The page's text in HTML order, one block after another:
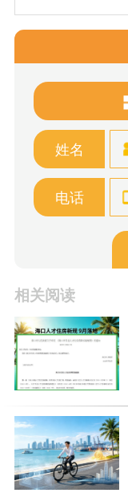
姓名
电话
相关阅读